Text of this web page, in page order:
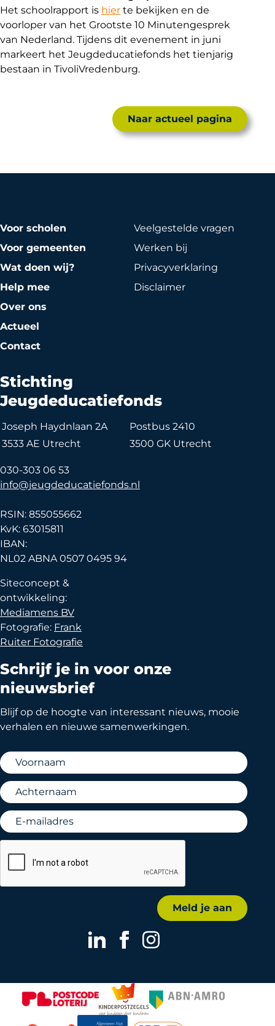
Het schoolrapport is hier te bekijken en de
voorloper van het Grootste 10 Minutengesprek
van Nederland. Tijdens dit evenement in juni
markeert het Jeugdeducatiefonds het tienjarig
bestaan in TivoliVredenburg.
Naar actueel pagina
Voor scholen
Voor gemeenten
Wat doen wij?
Help mee
Over ons
Actueel
Contact
Veelgestelde vragen
Werken bij
Privacy­verklaring
Disclaimer
Stichting
Jeugdeducatiefonds
Joseph Haydnlaan 2A
Postbus 2410
3533 AE Utrecht
3500 GK Utrecht
030-303 06 53
info@jeugdeducatiefonds.nl
RSIN: 855055662
KvK: 63015811
IBAN:
NL02 ABNA 0507 0495 94
Siteconcept &
ontwikkeling:
Mediamens BV
Fotografie: Frank
Ruiter Fotografie
Schrijf je in voor onze
nieuwsbrief
Blijf op de hoogte van interessant nieuws, mooie
verhalen en nieuwe samenwerkingen.